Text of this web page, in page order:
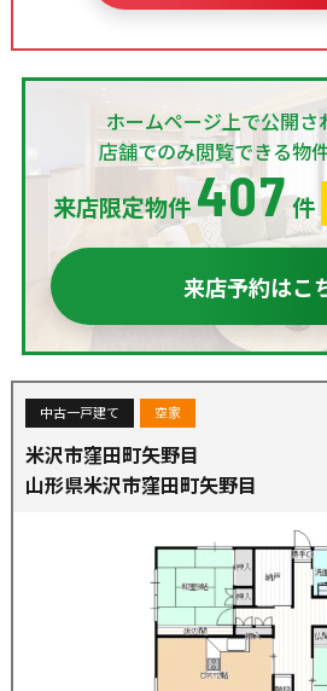
ホームページ上で公開さ
店舗でのみ閲覧できる物
来店限定物件 407件
来店予約はこ
中古一戸建て 空家
米沢市窪田町矢野目
山形県米沢市窪田町矢野目